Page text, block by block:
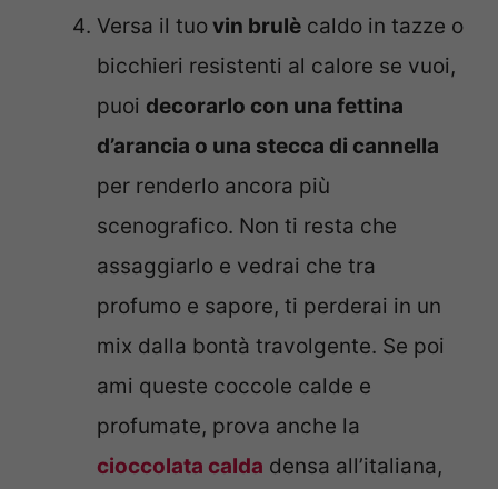
Versa il tuovin brulè caldo in tazze o
bicchieri resistenti al calore se vuoi,
puoi decorarlo con una fettina
d’arancia o una stecca di cannella
per renderlo ancora più
scenografico. Non ti resta che
assaggiarlo e vedrai che tra
profumo e sapore, ti perderai in un
mix dalla bontà travolgente. Se poi
ami queste coccole calde e
profumate, prova anche la
cioccolata calda densa all’italiana,